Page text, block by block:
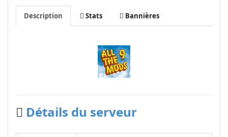
Description Stats Bannières
Détails du serveur